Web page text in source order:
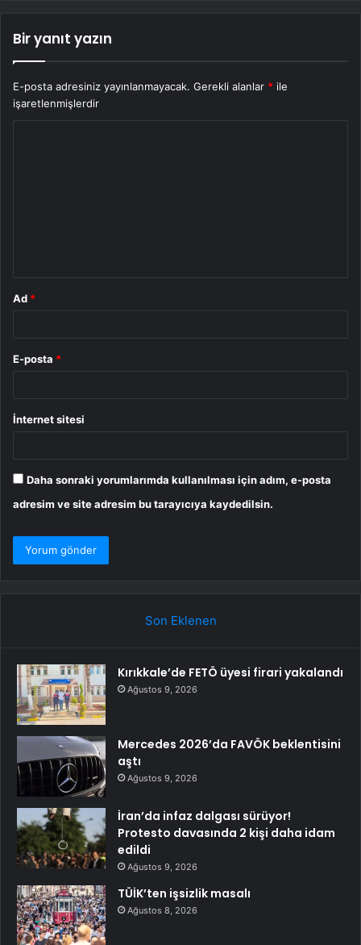
Bir yanıt yazın
E-posta adresiniz yayınlanmayacak. Gerekli alanlar * ile
işaretlenmişlerdir
Ad *
E-posta *
İnternet sitesi
Daha sonraki yorumlarımda kullanılması için adım, e-posta
adresim ve site adresim bu tarayıcıya kaydedilsin.
Son Eklenen
Kırıkkale’de FETÖ üyesi firari yakalandı
Ağustos 9, 2026
Mercedes 2026’da FAVÖK beklentisini
aştı
Ağustos 9, 2026
İran’da infaz dalgası sürüyor!
Protesto davasında 2 kişi daha idam
edildi
Ağustos 9, 2026
TÜİK’ten işsizlik masalı
Ağustos 8, 2026